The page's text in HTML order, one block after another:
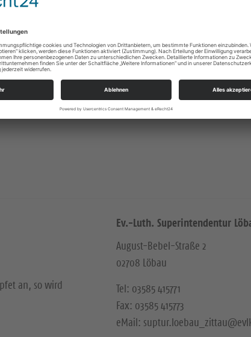
an, so wird
Ev.-Luth. Superintendentur
August-Bebel-Straße 2
02708 Löbau
Tel: 03585 415771
Fax: 03585 415773
eMail: